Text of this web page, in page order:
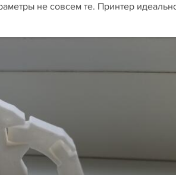
не совсем те. Принтер